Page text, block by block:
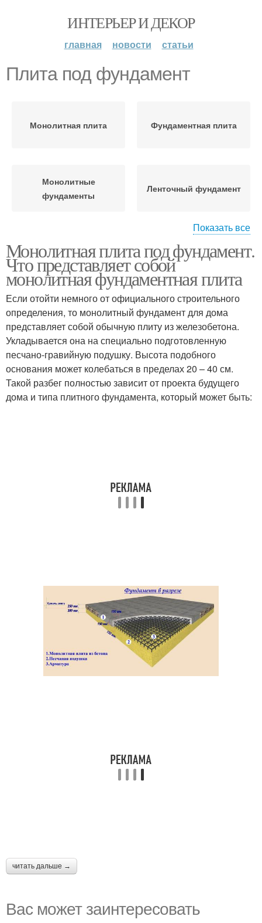
ИНТЕРЬЕР И ДЕКОР
главная новости статьи
Плита под фундамент
Монолитная плита Фундаментная плита
Монолитные
фундаменты
Ленточный фундамент
Ленточные фундаменты
Показать все
Монолитная плита под фундамент.
Что представляет собой
монолитная фундаментная плита
Если отойти немного от официального строительного
определения, то монолитный фундамент для дома
представляет собой обычную плиту из железобетона.
Укладывается она на специально подготовленную
песчано-гравийную подушку. Высота подобного
основания может колебаться в пределах 20 – 40 см.
Такой разбег полностью зависит от проекта будущего
дома и типа плитного фундамента, который может быть:
читать дальше →
Вас может заинтересовать